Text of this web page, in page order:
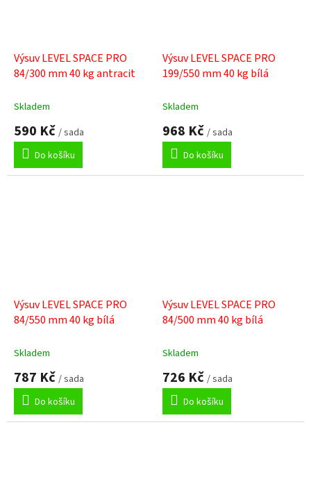
Výsuv LEVEL SPACE PRO
84/300 mm 40 kg antracit
Skladem
590 Kč / sada
Do košíku
Výsuv LEVEL SPACE PRO
199/550 mm 40 kg bílá
Skladem
968 Kč / sada
Do košíku
Výsuv LEVEL SPACE PRO
84/550 mm 40 kg bílá
Skladem
787 Kč / sada
Do košíku
Výsuv LEVEL SPACE PRO
84/500 mm 40 kg bílá
Skladem
726 Kč / sada
Do košíku